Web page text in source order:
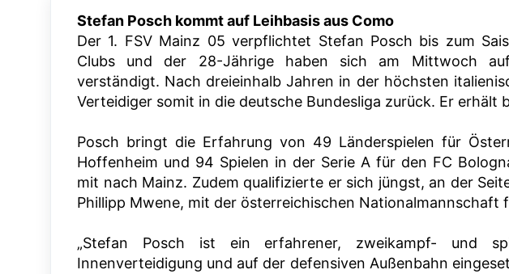
Stefan Posch kommt auf Leihbasis aus Como
Der 1. FSV Mainz 05 verpflichtet Stefan Posch bis zum
Clubs und der 28-Jährige haben sich am Mittwoch
verständigt. Nach dreieinhalb Jahren in der höchsten
Verteidiger somit in die deutsche Bundesliga zurück. Er erhält
Posch bringt die Erfahrung von 49 Länderspielen für
Hoffenheim und 94 Spielen in der Serie A für den FC
mit nach Mainz. Zudem qualifizierte er sich jüngst, an der
Phillipp Mwene, mit der österreichischen Nationalmannschaft
„Stefan Posch ist ein erfahrener, zweikampf- und
Innenverteidigung und auf der defensiven Außenbahn